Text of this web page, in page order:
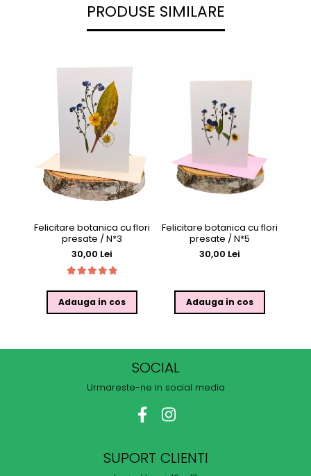
PRODUSE SIMILARE
Felicitare botanica cu flori
presate / N*3
30,00 Lei
Adauga in cos
Felicitare botanica cu flori
presate / N*5
30,00 Lei
Adauga in cos
SOCIAL
Urmareste-ne in social media
SUPORT CLIENTI